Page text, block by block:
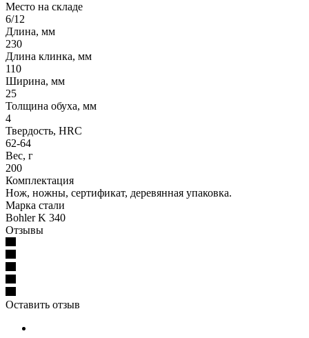
Место на складе
6/12
Длина, мм
230
Длина клинка, мм
110
Ширина, мм
25
Толщина обуха, мм
4
Твердость, HRC
62-64
Вес, г
200
Комплектация
Нож, ножны, сертификат, деревянная упаковка.
Марка стали
Bohler K 340
Отзывы
Оставить отзыв